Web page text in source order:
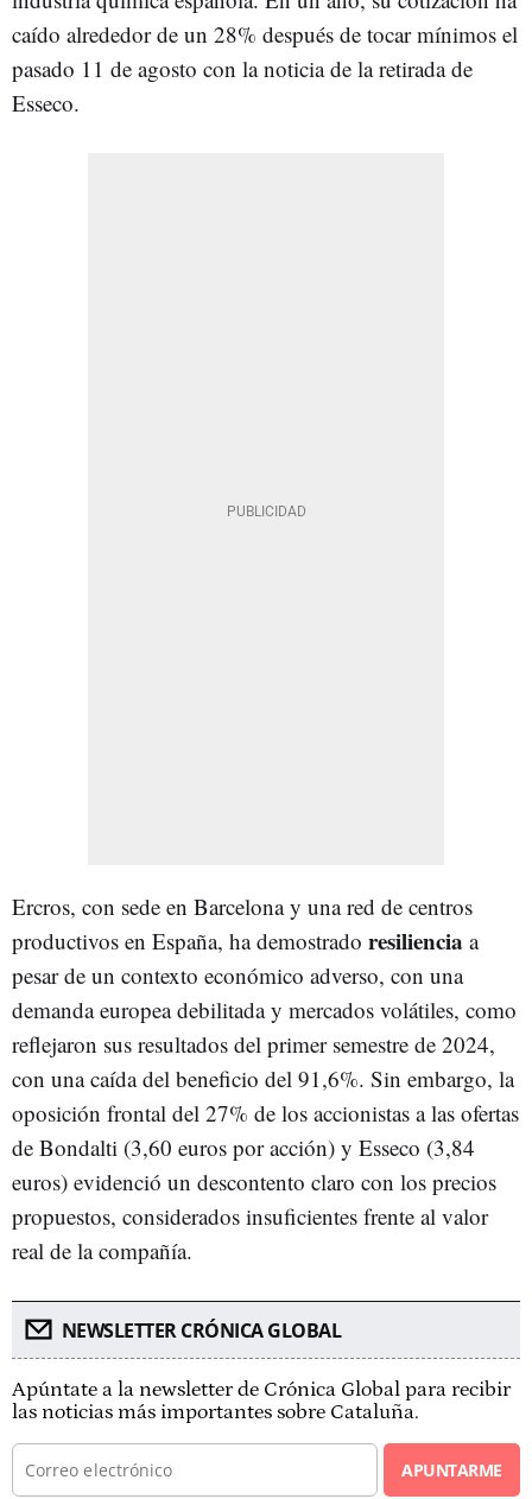
caído alrededor de un 28% después de tocar mínimos el
pasado 11 de agosto con la noticia de la retirada de
Esseco.
Ercros, con sede en Barcelona y una red de centros
productivos en España, ha demostrado resiliencia a
pesar de un contexto económico adverso, con una
demanda europea debilitada y mercados volátiles, como
reflejaron sus resultados del primer semestre de 2024,
con una caída del beneficio del 91,6%. Sin embargo, la
oposición frontal del 27% de los accionistas a las ofertas
de Bondalti (3,60 euros por acción) y Esseco (3,84
euros) evidenció un descontento claro con los precios
propuestos, considerados insuficientes frente al valor
real de la compañía.
NEWSLETTER CRÓNICA GLOBAL
Apúntate a la newsletter de Crónica Global para recibir
las noticias más importantes sobre Cataluña.
APUNTARME